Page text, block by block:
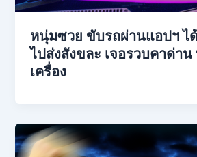
หนุ่มซวย ขับรถผ่านแอปฯ ไ
ไปส่งสังขละ เจอรวบคาด่า
เครื่อง